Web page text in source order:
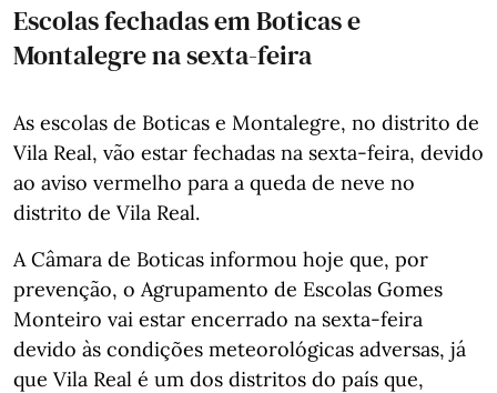
Escolas fechadas em Boticas e
Montalegre na sexta-feira
As escolas de Boticas e Montalegre, no distrito de
Vila Real, vão estar fechadas na sexta-feira, devido
ao aviso vermelho para a queda de neve no
distrito de Vila Real.
A Câmara de Boticas informou hoje que, por
prevenção, o Agrupamento de Escolas Gomes
Monteiro vai estar encerrado na sexta-feira
devido às condições meteorológicas adversas, já
que Vila Real é um dos distritos do país que,